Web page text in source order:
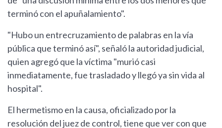
terminó con el apuñalamiento".
"Hubo un entrecruzamiento de palabras en la vía
pública que terminó así", señaló la autoridad judicial,
quien agregó que la víctima "murió casi
inmediatamente, fue trasladado y llegó ya sin vida al
hospital".
El hermetismo en la causa, oficializado por la
resolución del juez de control, tiene que ver con que